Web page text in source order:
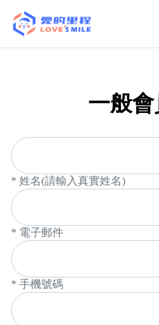
一般
* 姓名(請輸入真實姓名)
* 電子郵件
* 手機號碼